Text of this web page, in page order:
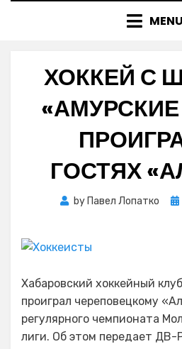
MENU
ХОККЕЙ С
ГОСТЯХ
by Павел Лопатко
Хабаровский хоккейный
проиграл череповецкому
регулярного чемпионата
лиги. Об этом передает ДВ-